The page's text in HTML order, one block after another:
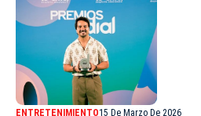
ENTRETENIMIENTO15 De Marzo De 2026